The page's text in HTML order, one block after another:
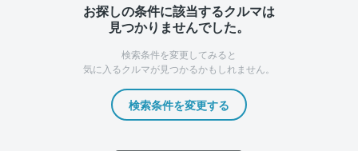
お探しの条件に該当するクルマは
見つかりませんでした。
検索条件を変更してみると
気に入るクルマが見つかるかもしれません。
検索条件を変更する